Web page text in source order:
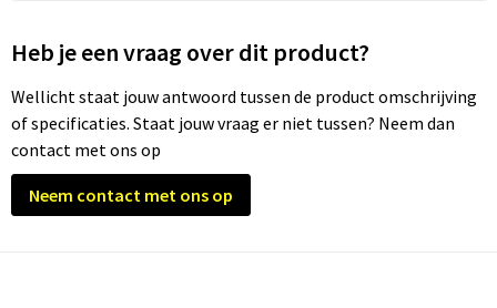
Heb je een vraag over dit product?
Wellicht staat jouw antwoord tussen de product omschrijving
of specificaties. Staat jouw vraag er niet tussen? Neem dan
contact met ons op
Neem contact met ons op